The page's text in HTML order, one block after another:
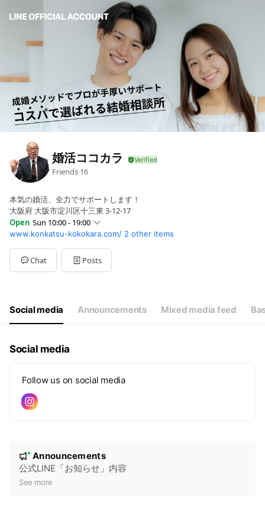
婚活ココカラ
Friends 16
本気の婚活、全力でサポートします！
大阪府 大阪市淀川区十三東 3-12-17
Open Sun 10:00 - 19:00
Sun10:00 - 19:00
Mon10:00 - 19:00
Tue10:00 - 19:00
Wed10:00 - 19:00
10:00 - 19:00
www.konkatsu-kokokara.com/ 2 other items
Chat Posts
Social media Announcements Mixed media feed
Social media
Follow us on social media
New
Announcements
公式LINE「お知らせ」内容
See more